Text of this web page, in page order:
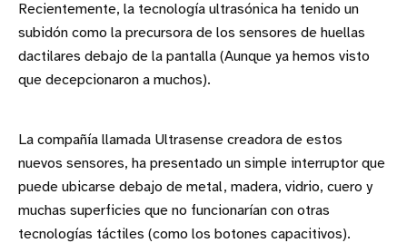
Recientemente, la tecnología ultrasónica ha tenido un
subidón como la precursora de los sensores de huellas
dactilares debajo de la pantalla (Aunque ya hemos visto
que decepcionaron a muchos).
La compañía llamada Ultrasense creadora de estos
nuevos sensores, ha presentado un simple interruptor que
puede ubicarse debajo de metal, madera, vidrio, cuero y
muchas superficies que no funcionarían con otras
tecnologías táctiles (como los botones capacitivos).